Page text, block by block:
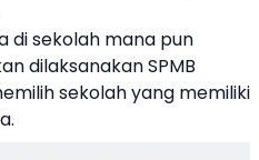
di sekolah mana pun
dilaksanakan SPMB
sekolah yang memiliki